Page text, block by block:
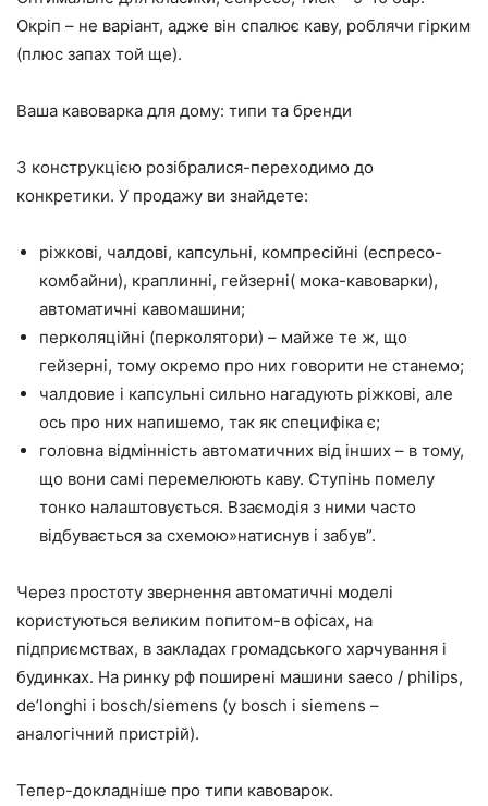
Окріп – не варіант, адже він спалює каву, роблячи гірким
(плюс запах той ще).
Ваша кавоварка для дому: типи та бренди
З конструкцією розібралися-переходимо до
конкретики. У продажу ви знайдете:
ріжкові, чалдові, капсульні, компресійні (еспресо-
комбайни), краплинні, гейзерні( мока-кавоварки),
автоматичні кавомашини;
перколяційні (перколятори) – майже те ж, що
гейзерні, тому окремо про них говорити не станемо;
чалдовие і капсульні сильно нагадують ріжкові, але
ось про них напишемо, так як специфіка є;
головна відмінність автоматичних від інших – в тому,
що вони самі перемелюють каву. Ступінь помелу
тонко налаштовується. Взаємодія з ними часто
відбувається за схемою»натиснув і забув”.
Через простоту звернення автоматичні моделі
користуються великим попитом-в офісах, на
підприємствах, в закладах громадського харчування і
будинках. На ринку рф поширені машини saeco / philips,
de’longhi і bosch/siemens (у bosch і siemens –
аналогічний пристрій).
Тепер-докладніше про типи кавоварок.